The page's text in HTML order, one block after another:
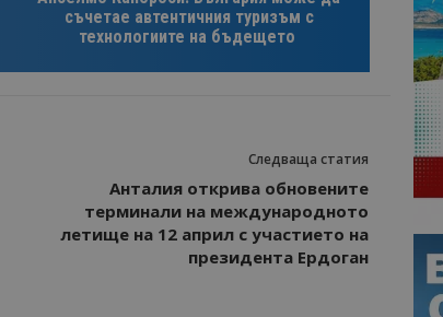
съчетае автентичния туризъм с
технологиите на бъдещето
Следваща статия
Анталия открива обновените
терминали на международното
летище на 12 април с участието на
президента Ердоган